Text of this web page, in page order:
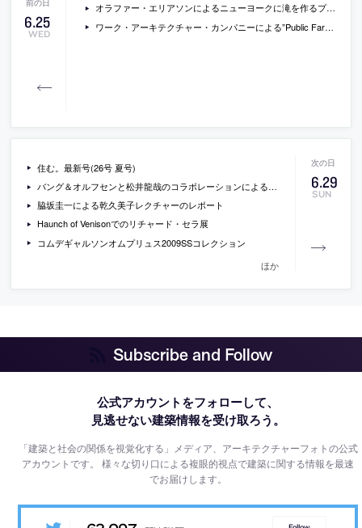
6.25
WED
オラファー・エリアソンによるニューヨークに滝を作るプロジェクト
ワーク・アーキテクチャー・カンパニーによる”Public Farm 1″の写真
6.29
SUN
住む。最新号(26号 夏号)
バング＆オルフセンと松井龍哉のコラボレーションによる展覧会
脇坂圭一による乾久美子レクチャーのレポート
Haunch of Venisonでのリチャード・セラ展
コムデギャルソンオムプリュス2009SSコレクション
ほか
Subscribe and Follow
公式アカウントをフォローして、
見逃せない建築情報を受け取ろう。
「建築と社会の関係を視覚化する」メディア、アーキテクチャーフォトの公式
アカウントです。様々な切り口による複眼的視点で建築に関する情報を最速
でお届けします。